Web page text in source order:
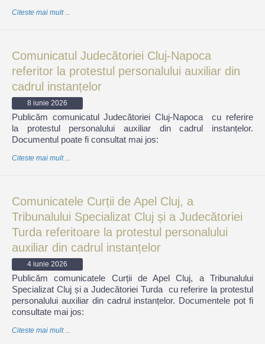
Citeste mai mult ...
Comunicatul Judecătoriei Cluj-Napoca
referitor la protestul personalului auxiliar din
cadrul instanțelor
8 iunie 2026
Publicăm comunicatul Judecătoriei Cluj-Napoca cu referire
la protestul personalului auxiliar din cadrul instanțelor.
Documentul poate fi consultat mai jos:
Citeste mai mult ...
Comunicatele Curții de Apel Cluj, a
Tribunalului Specializat Cluj și a Judecătoriei
Turda referitoare la protestul personalului
auxiliar din cadrul instanțelor
4 iunie 2026
Publicăm comunicatele Curții de Apel Cluj, a Tribunalului
Specializat Cluj și a Judecătoriei Turda cu referire la protestul
personalului auxiliar din cadrul instanțelor. Documentele pot fi
consultate mai jos:
Citeste mai mult ...